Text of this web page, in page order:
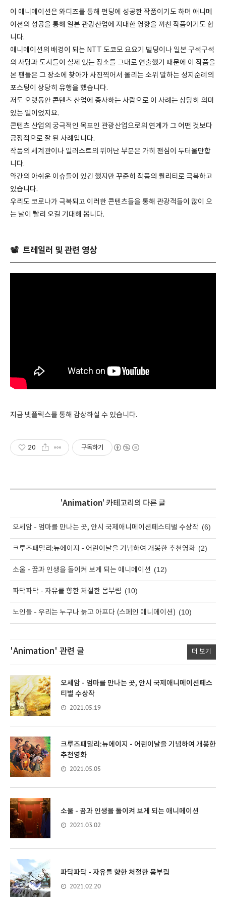
이 애니메이션은 와디즈를 통해 펀딩에 성공한 작품이기도 하며 애니메
이션의 성공을 통해 일본 관광산업에 지대한 영향을 끼친 작품이기도 합
니다.
애니메이션의 배경이 되는 NTT 도코모 요요기 빌딩이나 일본 구석구석
의 사당과 도시들이 실제 있는 장소를 그대로 연출했기 때문에 이 작품을
본 팬들은 그 장소에 찾아가 사진찍어서 올리는 소위 말하는 성지순례의
포스팅이 상당히 유행을 했습니다.
저도 오랫동안 콘텐츠 산업에 종사하는 사람으로 이 사례는 상당히 의미
있는 일이었지요.
콘텐츠 산업의 궁극적인 목표인 관광산업으로의 연계가 그 어떤 것보다
긍정적으로 잘 된 사례입니다.
작품의 세계관이나 일러스트의 뛰어난 부분은 가히 팬심이 두터울만합
니다.
약간의 아쉬운 이슈들이 있긴 했지만 꾸준히 작품의 퀄리티로 극복하고
있습니다.
우리도 코로나가 극복되고 이러한 콘텐츠들을 통해 관광객들이 많이 오
는 날이 빨리 오길 기대해 봅니다.
📽 트레일러 및 관련 영상
지금 넷플릭스를 통해 감상하실 수 있습니다.
20 구독하기
'Animation' 카테고리의 다른 글
오세암 - 엄마를 만나는 곳, 안시 국제애니메이션페스티벌 수상작 (6)
크루즈패밀리:뉴에이지 - 어린이날을 기념하여 개봉한 추천영화 (2)
소울 - 꿈과 인생을 돌이켜 보게 되는 애니메이션 (12)
파닥파닥 - 자유를 향한 처절한 몸부림 (10)
노인들 - 우리는 누구나 늙고 아프다 (스페인 애니메이션) (10)
'Animation' 관련 글 더 보기
오세암 - 엄마를 만나는 곳, 안시 국제애니메이션페스
티벌 수상작
2021.05.19
크루즈패밀리:뉴에이지 - 어린이날을 기념하여 개봉한
추천영화
2021.05.05
소울 - 꿈과 인생을 돌이켜 보게 되는 애니메이션
2021.03.02
파닥파닥 - 자유를 향한 처절한 몸부림
2021.02.20